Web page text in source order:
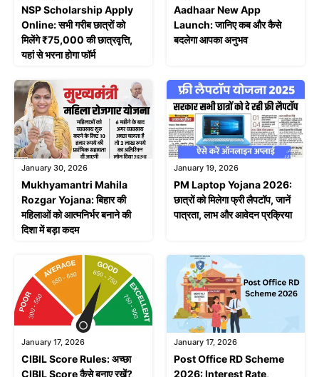
NSP Scholarship Apply
Online: सभी गरीब छात्रों को
मिलेंगे ₹75,000 की छात्रवृत्ति,
यहां से भरना होगा फॉर्म
Aadhaar New App
Launch: जानिए कब और कैसे
बदलेगा आपका अनुभव
January 30, 2026
Mukhyamantri Mahila
Rozgar Yojana: बिहार की
महिलाओं को आत्मनिर्भर बनाने की
दिशा में बड़ा कदम
January 19, 2026
PM Laptop Yojana 2026:
छात्रों को मिलेगा फ्री लैपटॉप, जानें
पात्रता, लाभ और आवेदन प्रक्रिया
January 17, 2026
CIBIL Score Rules: अच्छा
CIBIL Score कैसे बनाए रखें?
January 17, 2026
Post Office RD Scheme
2026: Interest Rate,